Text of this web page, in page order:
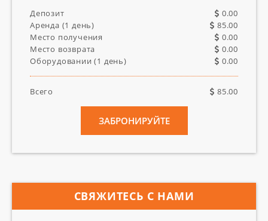
Депозит
0.00
Аренда (1 день)
85.00
Место получения
0.00
Место возврата
0.00
Оборудовании (1 день) 0.00
Всего 85.00
ЗАБРОНИРУЙТЕ
СВЯЖИТЕСЬ С НАМИ